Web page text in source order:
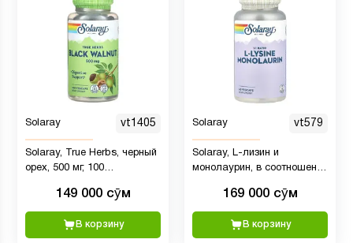
Solaray vt1405
Solaray, True Herbs, черный
орех, 500 мг, 100
149 000 сӯм
В корзину
Solaray vt579
Solaray, L-лизин и
монолаурин, в соотношении
169 000 сӯм
В корзину